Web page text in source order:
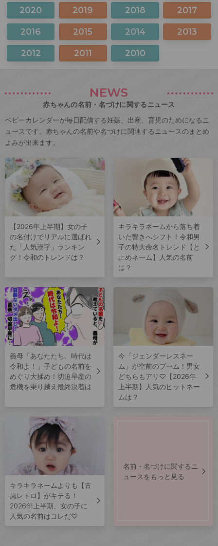
2020 2019 2018 2017
2016 2015 2014 2013
2012 2011 2010
NEWS
赤ちゃんの名前・名づけに関するニュース
ベビーカレンダーが毎日配信する妊娠、出産、育児のためになるニ
ュースです。赤ちゃんの名前や名づけに関連するニュースのまとめ
よみが出来ます。
【2026年上半期】女の子
の名付けでリアルに選ばれ
た「人気漢字」ランキン
グ！令和のトレンドは？
キラキラネームから落ち着
いた響きへシフト！令和男
子の特大命名トレンド【と
止めネーム】人気の名前
は？
義母「あなたたち、時代は
令和よ！」子どもの名前を
めぐり大揉め！切迫早産の
危機を乗り越え最終決着は
今「ジェンダーレスネー
ム」が空前のブーム！男女
どちらもアリ♡【2026年
上半期】人気のヒットネー
ムは？
キラキラネームよりも【古
風レトロ】がキテる！
2026年上半期、女の子に
人気の名前はコレだ♡
名前・名づけに関するニ
ュースをもっと見る